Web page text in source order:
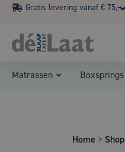
Gratis levering vanaf € 75,-
Matrassen Boxsprings
Home > Shop